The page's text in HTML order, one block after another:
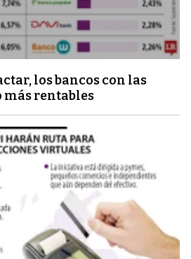
los bancos con las
más rentables